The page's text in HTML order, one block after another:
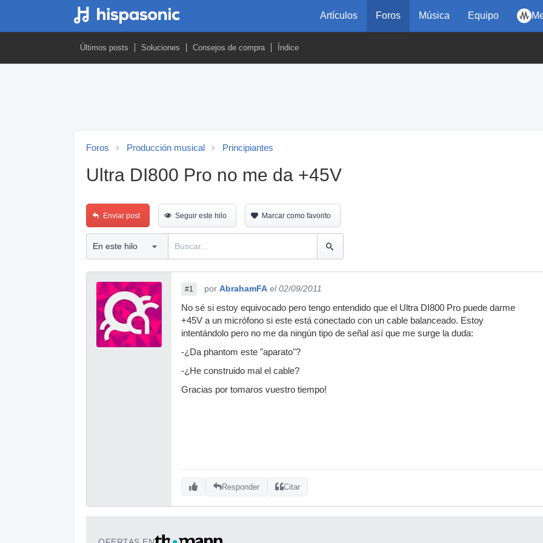
Artículos Foros Música Equipo
Últimos posts Soluciones Consejos de compra Índice
Foros Producción musical Principiantes
Ultra DI800 Pro no me da +45V
Enviar post Seguir este hilo Marcar como favorito
#1 por AbrahamFA el 02/09/2011
No sé si estoy equivocado pero tengo entendido que el Ultra DI800 Pro puede darme
+45V a un micrófono si este está conectado con un cable balanceado. Estoy
intentándolo pero no me da ningún tipo de señal así que me surge la duda:
-¿Da phantom este "aparato"?
-¿He construido mal el cable?
Gracias por tomaros vuestro tiempo!
Responder Citar